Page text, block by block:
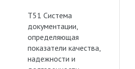
Т51 Система
документации,
определяющая
показатели качества,
надежности и